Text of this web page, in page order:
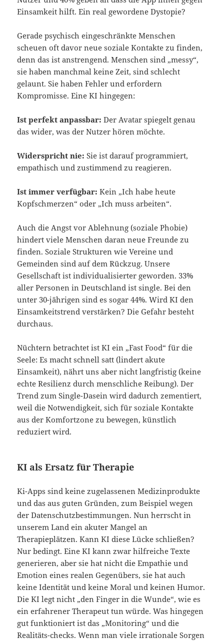
Einsamkeit hilft. Ein real gewordene Dystopie?
Gerade psychisch eingeschränkte Menschen
scheuen oft davor neue soziale Kontakte zu finden,
denn das ist anstrengend. Menschen sind „messy“,
sie haben manchmal keine Zeit, sind schlecht
gelaunt. Sie haben Fehler und erfordern
Kompromisse. Eine KI hingegen:
Ist perfekt anpassbar: Der Avatar spiegelt genau
das wider, was der Nutzer hören möchte.
Widerspricht nie: Sie ist darauf programmiert,
empathisch und zustimmend zu reagieren.
Ist immer verfügbar: Kein „Ich habe heute
Kopfschmerzen“ oder „Ich muss arbeiten“.
Auch die Angst vor Ablehnung (soziale Phobie)
hindert viele Menschen daran neue Freunde zu
finden. Soziale Strukturen wie Vereine und
Gemeinden sind auf dem Rückzug. Unsere
Gesellschaft ist individualisierter geworden. 33%
aller Personen in Deutschland ist single. Bei den
unter 30-jährigen sind es sogar 44%. Wird KI den
Einsamkeitstrend verstärken? Die Gefahr besteht
durchaus.
Nüchtern betrachtet ist KI ein „Fast Food“ für die
Seele: Es macht schnell satt (lindert akute
Einsamkeit), nährt uns aber nicht langfristig (keine
echte Resilienz durch menschliche Reibung). Der
Trend zum Single-Dasein wird dadurch zementiert,
weil die Notwendigkeit, sich für soziale Kontakte
aus der Komfortzone zu bewegen, künstlich
reduziert wird.
KI als Ersatz für Therapie
Ki-Apps sind keine zugelassenen Medizinprodukte
und das aus guten Gründen, zum Beispiel wegen
der Datenschutzbestimmungen. Nun herrscht in
unserem Land ein akuter Mangel an
Therapieplätzen. Kann KI diese Lücke schließen?
Nur bedingt. Eine KI kann zwar hilfreiche Texte
generieren, aber sie hat nicht die Empathie und
Emotion eines realen Gegenübers, sie hat auch
keine Identität und keine Moral und keinen Humor.
Die KI legt nicht „den Finger in die Wunde“, wie es
ein erfahrener Therapeut tun würde. Was hingegen
gut funktioniert ist das „Monitoring“ und die
Realitäts-checks. Wenn man viele irrationale Sorgen